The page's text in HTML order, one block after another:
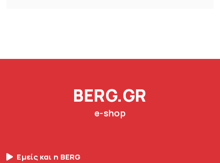
BERG.GR
e-shop
Εμείς και η BERG